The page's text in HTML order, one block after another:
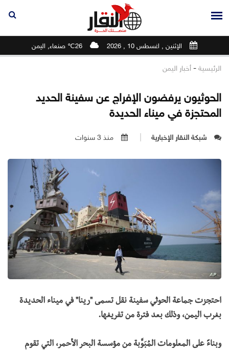
الإثنين , اغسطس 10 , 2026 26℃ صنعاء, اليمن
الرئيسية - أخبار اليمن
الحوثيون يرفضون الإفراج عن سفينة الحديد
المحتجزة في ميناء الحديدة
شبكة النقار الإخبارية منذ 3 سنوات
احتجزت جماعة الحوثي سفينة نقل تسمى "رينا" في ميناء الحديدة
بغرب اليمن، وذلك بعد فترة من تفريغها.
وبناءً على المعلومات المُبَوَّبة من مؤسسة البحر الأحمر، التي تقوم